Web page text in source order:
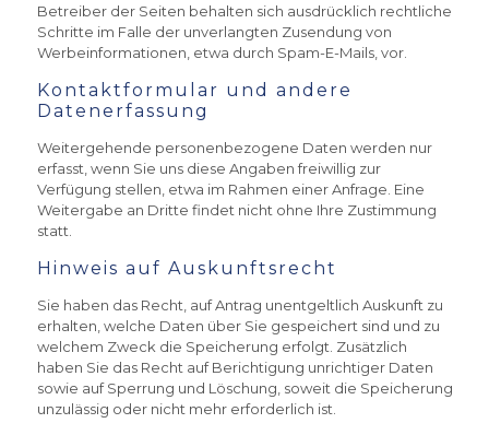
Betreiber der Seiten behalten sich ausdrücklich rechtliche
Schritte im Falle der unverlangten Zusendung von
Werbeinformationen, etwa durch Spam-E-Mails, vor.
Kontaktformular und andere
Datenerfassung
Weitergehende personenbezogene Daten werden nur
erfasst, wenn Sie uns diese Angaben freiwillig zur
Verfügung stellen, etwa im Rahmen einer Anfrage. Eine
Weitergabe an Dritte findet nicht ohne Ihre Zustimmung
statt.
Hinweis auf Auskunftsrecht
Sie haben das Recht, auf Antrag unentgeltlich Auskunft zu
erhalten, welche Daten über Sie gespeichert sind und zu
welchem Zweck die Speicherung erfolgt. Zusätzlich
haben Sie das Recht auf Berichtigung unrichtiger Daten
sowie auf Sperrung und Löschung, soweit die Speicherung
unzulässig oder nicht mehr erforderlich ist.